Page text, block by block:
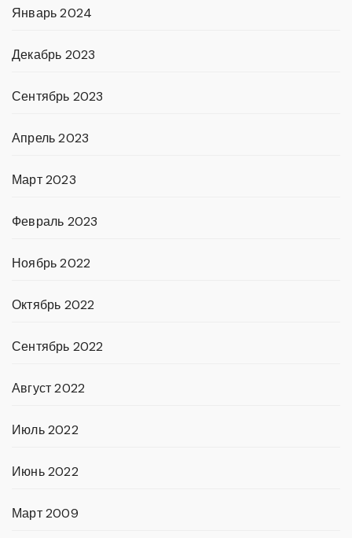
Январь 2024
Декабрь 2023
Сентябрь 2023
Апрель 2023
Март 2023
Февраль 2023
Ноябрь 2022
Октябрь 2022
Сентябрь 2022
Август 2022
Июль 2022
Июнь 2022
Март 2009